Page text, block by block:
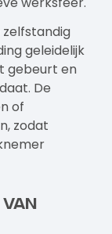
geleidelijk
gebeurt en
De
of
zodat